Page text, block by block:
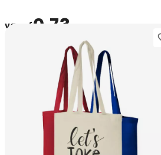
vanaf0,73